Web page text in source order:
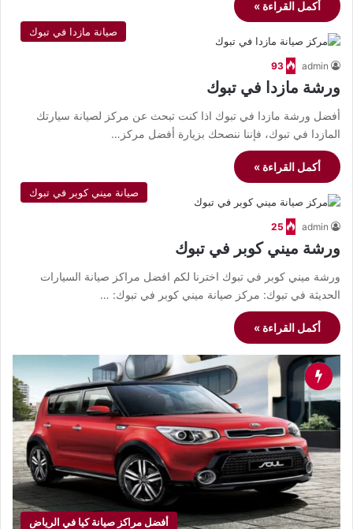
أكمل القراءة »
صيانة مازدا في تبوك
admin
93
ورشة مازدا في تبوك
أفضل ورشة مازدا في تبوك اذا كنت تبحث عن مركز لصيانة سيارتك
المازدا في تبوك، فإننا ننصحك بزيارة أفضل مركز…
أكمل القراءة »
صيانة ميني كوبر في تبوك
admin
25
ورشة ميني كوبر في تبوك
ورشة ميني كوبر في تبوك اخترنا لكم افضل مراكز صيانة السيارات
الحديثة في تبوك: مركز صيانة ميني كوبر في تبوك: …
أكمل القراءة »
أفضل مراكز صيانة كيا في الرياض